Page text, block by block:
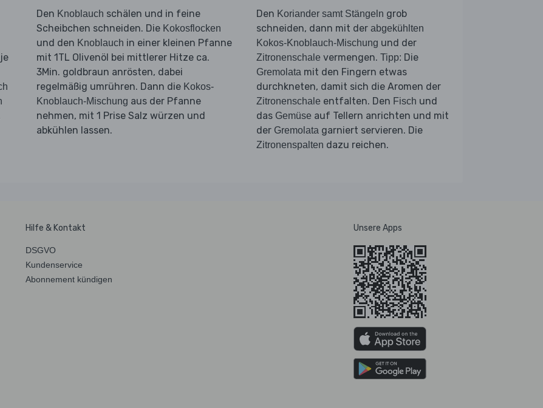
Den Knoblauch schälen und in feine
Scheibchen schneiden. Die Kokosflocken
und den Knoblauch in einer kleinen Pfanne
mit 1TL Olivenöl bei mittlerer Hitze ca.
3Min. goldbraun anrösten, dabei
regelmäßig umrühren. Dann die Kokos-
Knoblauch-Mischung aus der Pfanne
nehmen, mit 1 Prise Salz würzen und
abkühlen lassen.
Den Koriander samt Stängeln grob
schneiden, dann mit der abgekühlten
Kokos-Knoblauch-Mischung und der
Zitronenschale vermengen. Tipp: Die
Gremolata mit den Fingern etwas
durchkneten, damit sich die Aromen der
Zitronenschale entfalten. Den Fisch und
das Gemüse auf Tellern anrichten und mit
der Gremolata garniert servieren. Die
Zitronenspalten dazu reichen.
Hilfe & Kontakt
DSGVO
Kundenservice
Abonnement kündigen
Unsere Apps